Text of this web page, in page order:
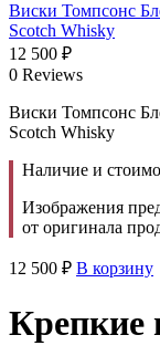
Виски Томпсонс
Scotch Whisky
12 500 ₽
0 Reviews
Виски Томпсонс
Scotch Whisky
Наличие и
Изображения
от оригинала
12 500 ₽ В корзину
Крепкие